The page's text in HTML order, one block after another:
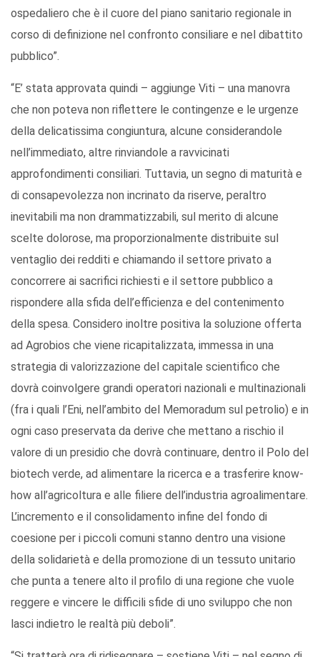
ospedaliero che è il cuore del piano sanitario regionale in
corso di definizione nel confronto consiliare e nel dibattito
pubblico”.
“E’ stata approvata quindi – aggiunge Viti – una manovra
che non poteva non riflettere le contingenze e le urgenze
della delicatissima congiuntura, alcune considerandole
nell’immediato, altre rinviandole a ravvicinati
approfondimenti consiliari. Tuttavia, un segno di maturità e
di consapevolezza non incrinato da riserve, peraltro
inevitabili ma non drammatizzabili, sul merito di alcune
scelte dolorose, ma proporzionalmente distribuite sul
ventaglio dei redditi e chiamando il settore privato a
concorrere ai sacrifici richiesti e il settore pubblico a
rispondere alla sfida dell’efficienza e del contenimento
della spesa. Considero inoltre positiva la soluzione offerta
ad Agrobios che viene ricapitalizzata, immessa in una
strategia di valorizzazione del capitale scientifico che
dovrà coinvolgere grandi operatori nazionali e multinazionali
(fra i quali l’Eni, nell’ambito del Memoradum sul petrolio) e in
ogni caso preservata da derive che mettano a rischio il
valore di un presidio che dovrà continuare, dentro il Polo del
biotech verde, ad alimentare la ricerca e a trasferire know-
how all’agricoltura e alle filiere dell’industria agroalimentare.
L’incremento e il consolidamento infine del fondo di
coesione per i piccoli comuni stanno dentro una visione
della solidarietà e della promozione di un tessuto unitario
che punta a tenere alto il profilo di una regione che vuole
reggere e vincere le difficili sfide di uno sviluppo che non
lasci indietro le realtà più deboli”.